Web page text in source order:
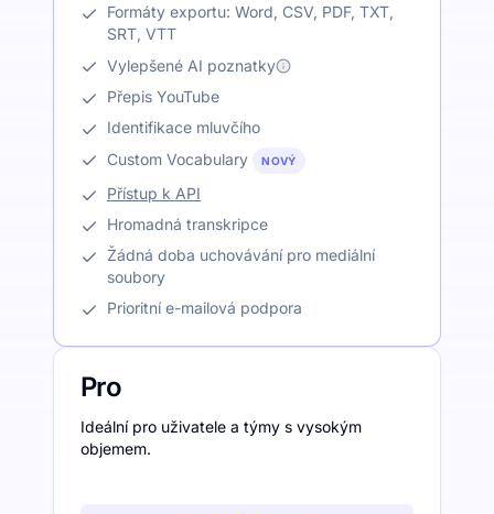
Formáty exportu: Word, CSV, PDF, TXT,
SRT, VTT
Vylepšené AI poznatky
Přepis YouTube
Identifikace mluvčího
Custom Vocabulary
NOVÝ
Přístup k API
Hromadná transkripce
Žádná doba uchovávání pro mediální
soubory
Prioritní e-mailová podpora
Pro
Ideální pro uživatele a týmy s vysokým
objemem.